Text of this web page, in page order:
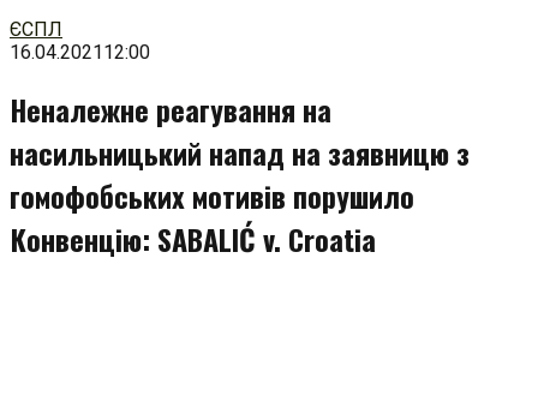
Перейти
до
ЄСПЛ
16.04.202112:00
Неналежне реагування на
насильницький напад на заявницю з
гомофобських мотивів порушило
Конвенцію: SABALIĆ v. Croatia